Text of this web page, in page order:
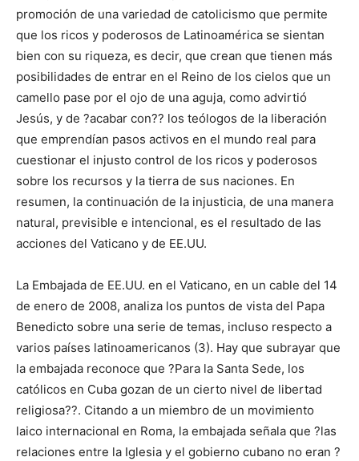
promoción de una variedad de catolicismo que permite
que los ricos y poderosos de Latinoamérica se sientan
bien con su riqueza, es decir, que crean que tienen más
posibilidades de entrar en el Reino de los cielos que un
camello pase por el ojo de una aguja, como advirtió
Jesús, y de ?acabar con?? los teólogos de la liberación
que emprendían pasos activos en el mundo real para
cuestionar el injusto control de los ricos y poderosos
sobre los recursos y la tierra de sus naciones. En
resumen, la continuación de la injusticia, de una manera
natural, previsible e intencional, es el resultado de las
acciones del Vaticano y de EE.UU.
La Embajada de EE.UU. en el Vaticano, en un cable del 14
de enero de 2008, analiza los puntos de vista del Papa
Benedicto sobre una serie de temas, incluso respecto a
varios países latinoamericanos (3). Hay que subrayar que
la embajada reconoce que ?Para la Santa Sede, los
católicos en Cuba gozan de un cierto nivel de libertad
religiosa??. Citando a un miembro de un movimiento
laico internacional en Roma, la embajada señala que ?las
relaciones entre la Iglesia y el gobierno cubano no eran ?